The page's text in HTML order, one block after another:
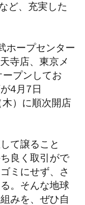
ど、充実した
ホープセンター
寺店、東京メ
ープンしてお
4月7日
木）に順次開店
て譲ること
良く取引がで
ミにせず、さ
。そんな地球
みを、ぜひ自